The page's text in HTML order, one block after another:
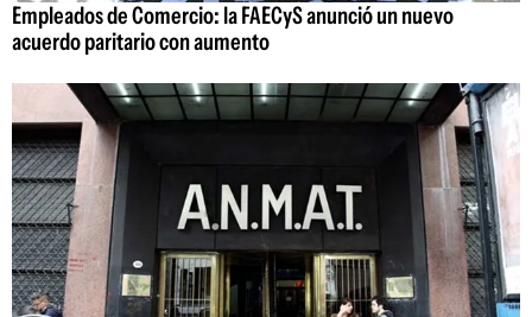
Empleados de Comercio: la FAECyS anunció un nuevo
acuerdo paritario con aumento